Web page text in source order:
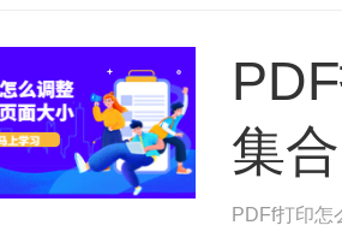
集
PDFf打印